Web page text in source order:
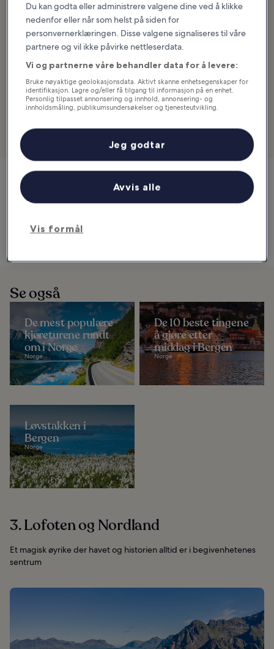
Tromsø – «Nordens Paris» – er stedet for deg som vil oppleve ekte
nordnorsk kultur og se det flotte nordlyset. Kanskje er du så heldig
å oppleve begge deler på én gang! Da må du i så fall legge turen
hit i vintermånedene, når mange mener byen er på sitt mest
nordlyset, men du kan til gjengjeld delta på noen av de mange
festivalene og utendørsaktivitetene som arrangeres i byen. Når du
først er her, bør du også sette av tid til å få med deg en utflukt til
de fantastiske Lyngsalpene, som er blant de mest populære
Se overnattingssteder i nærheten
Tromsø og nordlyset
Se også
De mest populære
kjøreturene rundt
om i Norge
Norge
De 10 beste tingene
å gjøre etter
middag i Bergen
Norge
Løvstakken i
Bergen
Norge
3. Lofoten og Nordland
Et magisk øyrike der havet og historien alltid er i begivenhetenes
sentrum
Du kan godta eller administrere valgene dine ved å klikke
nedenfor eller når som helst på siden for
personvernerklæringen. Disse valgene signaliseres til våre
partnere og vil ikke påvirke nettleserdata.
Vi og partnerne våre behandler data for å levere:
Bruke nøyaktige geolokasjonsdata. Aktivt skanne enhetsegenskaper for
identifikasjon. Lagre og/eller få tilgang til informasjon på en enhet.
Personlig tilpasset annonsering og innhold, annonsering- og
innholdsmåling, publikumsundersøkelser og tjenesteutvikling.
Vis formål
Avvis alle
Jeg godtar